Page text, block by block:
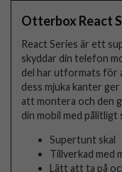
Otterbox React
React Series är ett
skyddar din telefon
del har utformats för
dess mjuka kanter
att montera och den
din mobil med pålitligt
Supertunt skal
Tillverkad med
Lätt att ta på